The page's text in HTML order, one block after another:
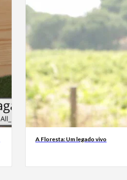
A Floresta: Um legado vivo